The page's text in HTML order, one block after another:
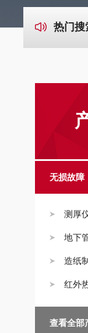
热门搜
无损故障
测厚
地下
造纸
红外
查看全部